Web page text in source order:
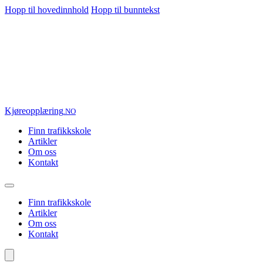
Hopp til hovedinnhold Hopp til bunntekst
Kjøreopplæring.NO
Finn trafikkskole
Artikler
Om oss
Kontakt
Finn trafikkskole
Artikler
Om oss
Kontakt